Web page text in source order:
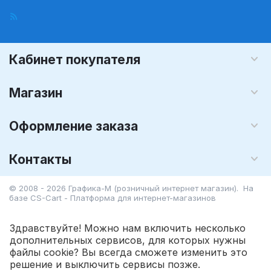
398.00 Р В корзину
Кабинет покупателя
Магазин
Оформление заказа
Контакты
© 2008 - 2026 Графика-М (розничный интернет магазин). На
базе CS-Cart - Платформа для интернет-магазинов
Здравствуйте! Можно нам включить несколько
дополнительных сервисов, для которых нужны
файлы cookie? Вы всегда сможете изменить это
решение и выключить сервисы позже.